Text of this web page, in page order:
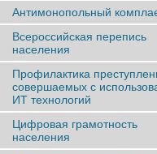
Антимонопольный
Всероссийская перепись
населения
Профилактика
совершаемых с
ИТ технологий
Цифровая грамотность
населения